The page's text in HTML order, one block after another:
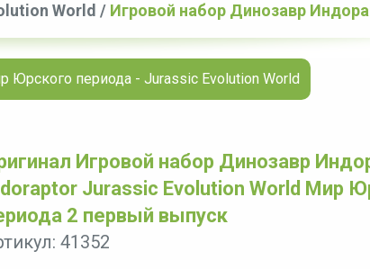
World / Игровой набор Динозавр
Юрского периода - Jurassic Evolution World
Игровой набор Динозавр
Jurassic Evolution World Мир
2 первый выпуск
41352